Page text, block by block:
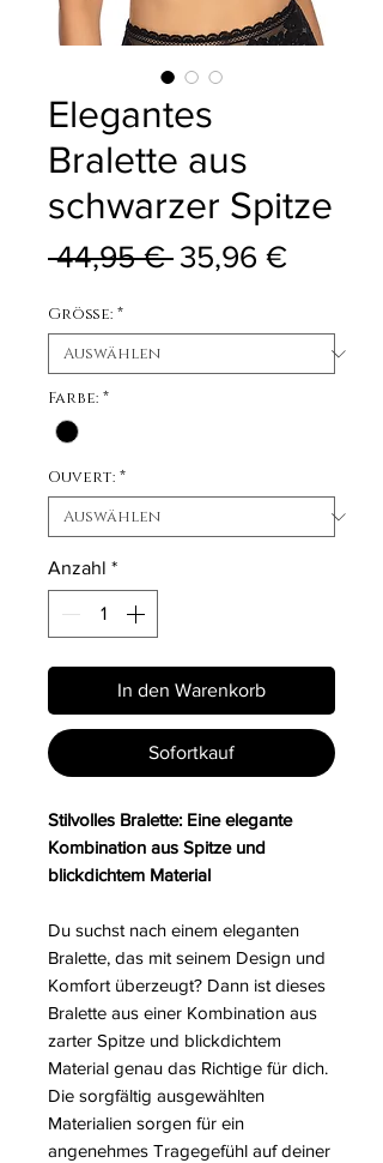
Elegantes
Bralette aus
schwarzer Spitze
44,95 € Standardpreis
35,96 €Sale-
Größe: *
Farbe: *
Ouvert: *
Anzahl *
In den Warenkorb
Sofortkauf
Stilvolles Bralette: Eine elegante
Kombination aus Spitze und
blickdichtem Material
Du suchst nach einem eleganten
Bralette, das mit seinem Design und
Komfort überzeugt? Dann ist dieses
Bralette aus einer Kombination aus
zarter Spitze und blickdichtem
Material genau das Richtige für dich.
Die sorgfältig ausgewählten
Materialien sorgen für ein
angenehmes Tragegefühl auf deiner